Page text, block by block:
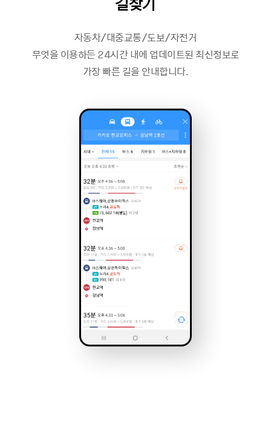
자동차/대중교통/도보/자전거
무엇을 이용하든 24시간 내에 업데이트된 최신정보로
가장 빠른 길을 안내합니다.